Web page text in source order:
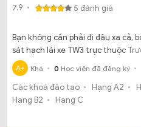
7.9
5 đánh giá
Bạn không cần phải đi đâu xa cả,
sát hạch lái xe TW3 trực thuộc
thông vận tải trung ương III ở đây
TW3 với lợi thế gần ngay trung
đi học, đi thi sát hạch đối với học
lý tưởng.
A+ Khá 0 Học viên đã đăng ký
Các khoá đào tạo Hạng A2
Hạng B2
Hạng C